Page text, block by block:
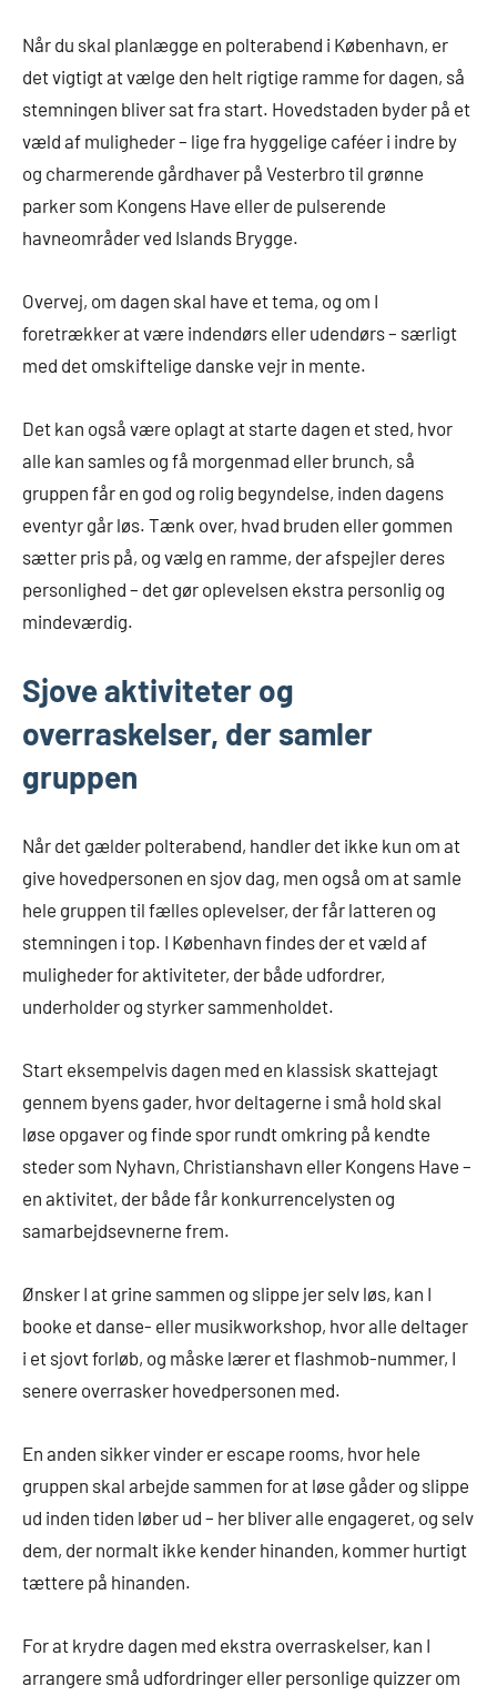
Når du skal planlægge en polterabend i København, er
det vigtigt at vælge den helt rigtige ramme for dagen, så
stemningen bliver sat fra start. Hovedstaden byder på et
væld af muligheder – lige fra hyggelige caféer i indre by
og charmerende gårdhaver på Vesterbro til grønne
parker som Kongens Have eller de pulserende
havneområder ved Islands Brygge.
Overvej, om dagen skal have et tema, og om I
foretrækker at være indendørs eller udendørs – særligt
med det omskiftelige danske vejr in mente.
Det kan også være oplagt at starte dagen et sted, hvor
alle kan samles og få morgenmad eller brunch, så
gruppen får en god og rolig begyndelse, inden dagens
eventyr går løs. Tænk over, hvad bruden eller gommen
sætter pris på, og vælg en ramme, der afspejler deres
personlighed – det gør oplevelsen ekstra personlig og
mindeværdig.
Sjove aktiviteter og
overraskelser, der samler
gruppen
Når det gælder polterabend, handler det ikke kun om at
give hovedpersonen en sjov dag, men også om at samle
hele gruppen til fælles oplevelser, der får latteren og
stemningen i top. I København findes der et væld af
muligheder for aktiviteter, der både udfordrer,
underholder og styrker sammenholdet.
Start eksempelvis dagen med en klassisk skattejagt
gennem byens gader, hvor deltagerne i små hold skal
løse opgaver og finde spor rundt omkring på kendte
steder som Nyhavn, Christianshavn eller Kongens Have –
en aktivitet, der både får konkurrencelysten og
samarbejdsevnerne frem.
Ønsker I at grine sammen og slippe jer selv løs, kan I
booke et danse- eller musikworkshop, hvor alle deltager
i et sjovt forløb, og måske lærer et flashmob-nummer, I
senere overrasker hovedpersonen med.
En anden sikker vinder er escape rooms, hvor hele
gruppen skal arbejde sammen for at løse gåder og slippe
ud inden tiden løber ud – her bliver alle engageret, og selv
dem, der normalt ikke kender hinanden, kommer hurtigt
tættere på hinanden.
For at krydre dagen med ekstra overraskelser, kan I
arrangere små udfordringer eller personlige quizzer om